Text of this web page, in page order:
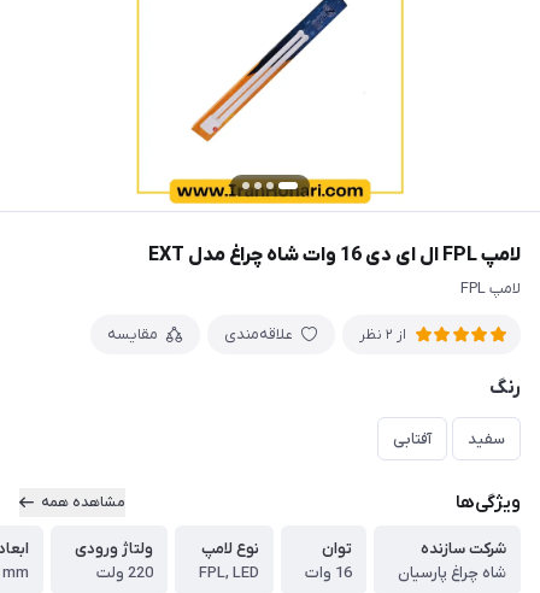
لامپ FPL ال ای دی 16 وات شاه چراغ مدل EXT
لامپ FPL
از 2 نظر علاقه‌مندی مقایسه
رنگ
سفید آفتابی
ویژگی‌ها مشاهده همه
شرکت سازنده
شاه چراغ پارسیان
توان
16 وات
نوع لامپ
FPL, LED
ولتاژ ورودی
220 ولت